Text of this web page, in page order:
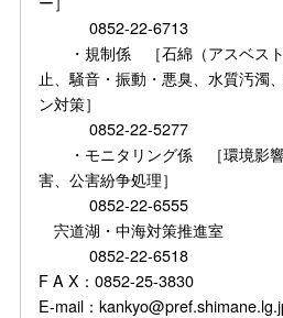
0852-22-6713
・規制係 ［石綿（アスベスト
止、騒音・振動・悪臭、水質汚濁
ン対策］
0852-22-5277
・モニタリング係 ［環境影響
害、公害紛争処理］
0852-22-6555
宍道湖・中海対策推進室
0852-22-6518
F A X：0852-25-3830
E-mail：